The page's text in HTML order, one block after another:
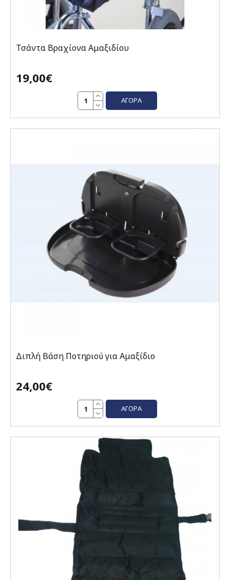
Τσάντα Βραχίονα Αμαξιδίου
19,00€
ΑΓΟΡΆ
Διπλή Βάση Ποτηριού για Αμαξίδιο
24,00€
ΑΓΟΡΆ